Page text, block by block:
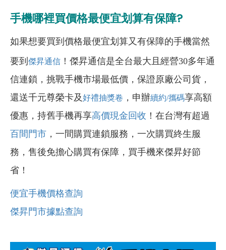
手機哪裡買價格最便宜划算有保障?
如果想要買到價格最便宜划算又有保障的手機當然
要到 傑昇通信 ！傑昇通信是全台最大且經營30多年通
信連鎖，挑戰手機市場最低價，保證原廠公司貨，
還送千元尊榮卡及好禮抽獎卷 ，申辦續約/攜碼享高額
優惠，持舊手機再享高價現金回收 ！在台灣有超過
百間門市 ，一間購買連鎖服務，一次購買終生服
務，售後免擔心購買有保障，買手機來傑昇好節
省！
便宜手機價格查詢
傑昇門市據點查詢